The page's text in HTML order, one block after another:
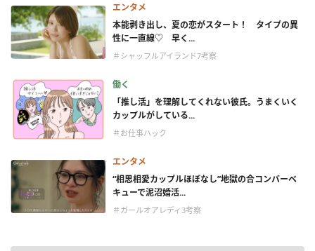
エンタメ
本能剥き出し、夏の恋がスタート！ タイプの異
性に一直線♡ 早く...
＃シャッフルアイランド7考察
働く
「推し活」を理解してくれない彼氏。うまくいく
カップルがしている...
＃お仕事ハック
エンタメ
“相思相愛カップルほぼなし”地獄の合コンバーベ
キューで泥沼婚活...
＃ガールオアレディ3考察